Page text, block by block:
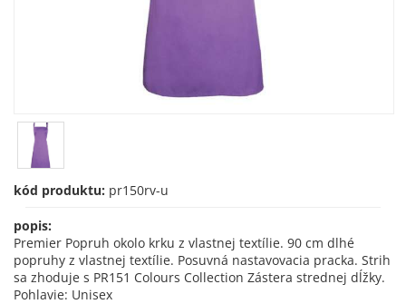
kód produktu: pr150rv-u
popis:
Premier Popruh okolo krku z vlastnej textílie. 90 cm dlhé
popruhy z vlastnej textílie. Posuvná nastavovacia pracka. Strih
sa zhoduje s PR151 Colours Collection Zástera strednej dĺžky.
Pohlavie: Unisex